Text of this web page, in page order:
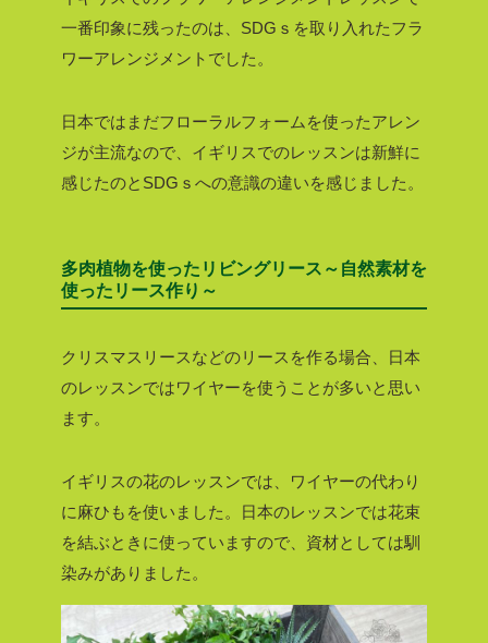
一番印象に残ったのは、SDGｓを取り入れたフラ
ワーアレンジメントでした。
日本ではまだフローラルフォームを使ったアレン
ジが主流なので、イギリスでのレッスンは新鮮に
感じたのとSDGｓへの意識の違いを感じました。
多肉植物を使ったリビングリース～自然素材を
使ったリース作り～
クリスマスリースなどのリースを作る場合、日本
のレッスンではワイヤーを使うことが多いと思い
ます。
イギリスの花のレッスンでは、ワイヤーの代わり
に麻ひもを使いました。日本のレッスンでは花束
を結ぶときに使っていますので、資材としては馴
染みがありました。